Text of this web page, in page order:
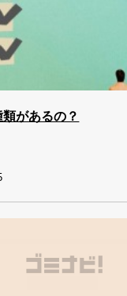
があるの？